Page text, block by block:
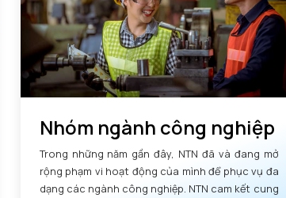
Nhóm ngành công nghiệp
Trong những năm gần đây, NTN đã và đang mở
rộng phạm vi hoạt động của mình để phục vụ đa
dạng các ngành công nghiệp. NTN cam kết cung